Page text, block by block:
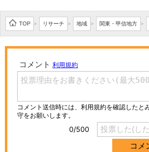
TOP > リサーチ > 地域 > 関東・甲信地方 >